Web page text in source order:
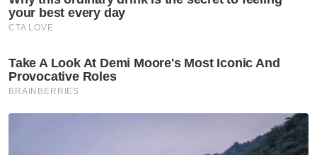
Putra Faris Suhaimi